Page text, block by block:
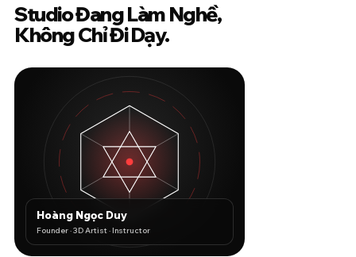
Studio Đang Làm Nghề,
Không Chỉ Đi Dạy.
Hoàng Ngọc Duy
Founder · 3D Artist · Instructor